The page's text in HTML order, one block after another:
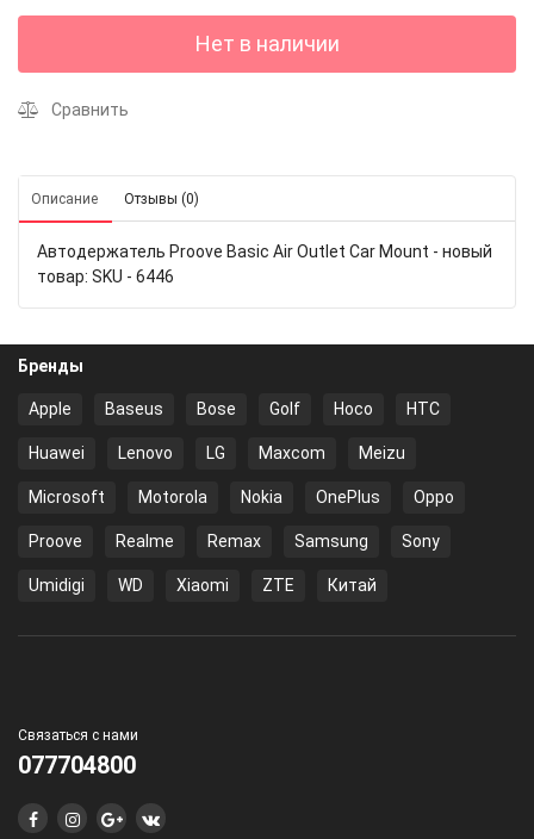
Нет в наличии
Сравнить
Описание Отзывы (0)
Автодержатель Proove Basic Air Outlet Car Mount - новый
товар: SKU - 6446
Бренды
Apple Baseus Bose Golf Hoco HTC
Huawei Lenovo LG Maxcom Meizu
Microsoft Motorola Nokia OnePlus Oppo
Proove Realme Remax Samsung Sony
Umidigi WD Xiaomi ZTE Китай
Связаться с нами
077704800